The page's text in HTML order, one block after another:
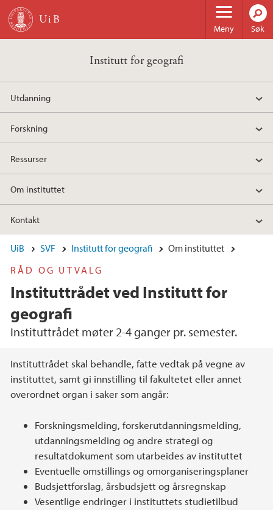
Hopp til hovedinnhold
Meny Søk
Institutt for geografi
Utdanning
Forskning
Ressurser
Om instituttet
Kontakt
UiB SVF Institutt for geografi
Om instituttet
RÅD OG UTVALG
Instituttrådet ved Institutt for
geografi
Instituttrådet møter 2-4 ganger pr. semester.
Hovedinnhold
Instituttrådet skal behandle, fatte vedtak på vegne av
instituttet, samt gi innstilling til fakultetet eller annet
overordnet organ i saker som angår:
Forskningsmelding, forskerutdanningsmelding,
utdanningsmelding og andre strategi og
resultatdokument som utarbeides av instituttet
Eventuelle omstillings og omorganiseringsplaner
Budsjettforslag, årsbudsjett og årsregnskap
Vesentlige endringer i instituttets studietilbud